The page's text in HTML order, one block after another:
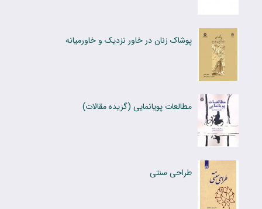
پوشاک زنان در خاور نزدیک و خاورمیانه
مطالعات پویانمایی (گزیده مقالات)
طراحی سنتی